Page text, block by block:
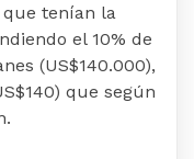
tenían la
el 10% de
(US$140.000),
que según